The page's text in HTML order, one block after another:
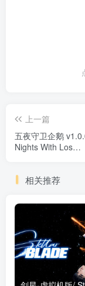
上一篇
五夜守卫企鹅
Nights With Los
相关推荐